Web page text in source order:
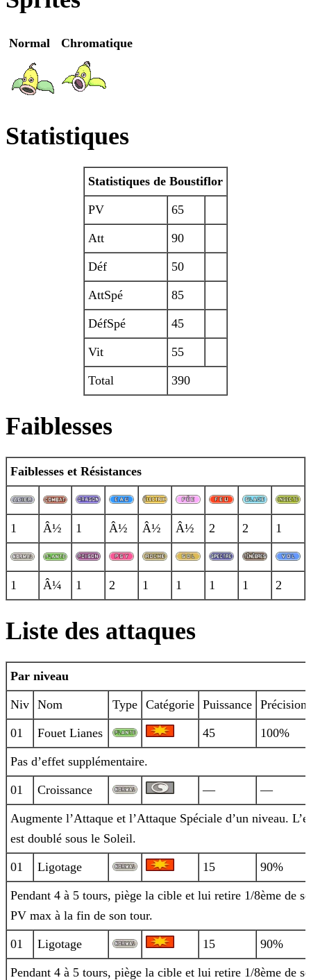
Normal Chromatique
Statistiques
Statistiques de Boustiflor
PV 65
Att 90
Déf 50
AttSpé 85
DéfSpé 45
Vit 55
Total 390
Faiblesses
Faiblesses et Résistances
1 Â½ 1 Â½ Â½ Â½ 2 2 1
1 Â¼ 1 2 1 1 1 1 2
Liste des attaques
Par niveau
Niv Nom Type Catégorie Puissance Précision
01 Fouet Lianes 45 100%
Pas d’effet supplémentaire.
01 Croissance — —
Augmente l’Attaque et l’Attaque Spéciale d’un niveau.
est doublé sous le Soleil.
01 Ligotage 15 90%
Pendant 4 à 5 tours, piège la cible et lui retire 1/8ème de
PV max à la fin de son tour.
01 Ligotage 15 90%
Pendant 4 à 5 tours, piège la cible et lui retire 1/8ème de